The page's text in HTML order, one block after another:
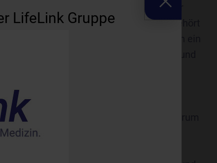
und PET/CT Bremen
in der
54, im Krankenhaus St. Joseph-Stift, gehört
Unsere Arbeit ist unsere
Gerätetechnologie ermöglichen wir
PET/CT sowie Szintigraphien für
und Schilddrüse. Zum Leistungsspektrum
, Hirn-, Entzündungs-, Myokard- und
LifeLink Gruppe